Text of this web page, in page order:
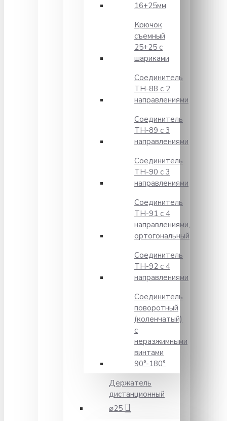
16+25мм
Крючок
съемный
25+25 с
шариками
Соединитель
TH-88 с 2
направлениями
Соединитель
TH-89 с 3
направлениями
Соединитель
TH-90 с 3
направлениями
Соединитель
TH-91 с 4
направлениями,
ортогональный
Соединитель
TH-92 с 4
направлениями
Соединитель
поворотный
(коленчатый)
с
неразжимными
винтами
90°-180°
Держатель
дистанционный
⌀25